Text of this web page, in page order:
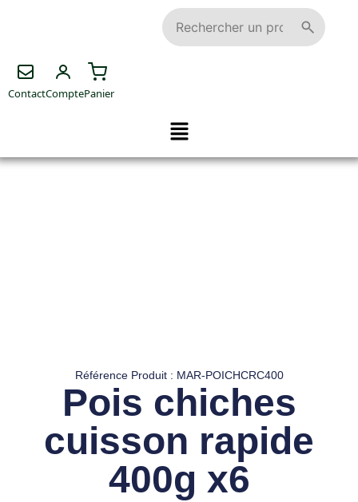
ContactComptePanier
Référence Produit : MAR-POICHCRC400
Pois chiches
cuisson rapide
400g x6